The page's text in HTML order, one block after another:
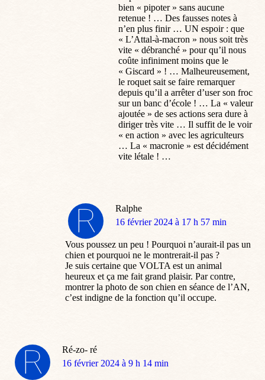
bien « pipoter » sans aucune
retenue ! … Des fausses notes à
n’en plus finir … UN espoir : que
« L’Attal-à-macron » nous soit très
vite « débranché » pour qu’il nous
coûte infiniment moins que le
« Giscard » ! … Malheureusement,
le roquet sait se faire remarquer
depuis qu’il a arrêter d’user son froc
sur un banc d’école ! … La « valeur
ajoutée » de ses actions sera dure à
diriger très vite … Il suffit de le voir
« en action » avec les agriculteurs
… La « macronie » est décidément
vite létale ! …
Ralphe
dit
16 février 2024 à 17 h 57 min
Vous poussez un peu ! Pourquoi n’aurait-il pas un
chien et pourquoi ne le montrerait-il pas ?
Je suis certaine que VOLTA est un animal
heureux et ça me fait grand plaisir. Par contre,
montrer la photo de son chien en séance de l’AN,
c’est indigne de la fonction qu’il occupe.
Ré-zo- ré
dit
16 février 2024 à 9 h 14 min